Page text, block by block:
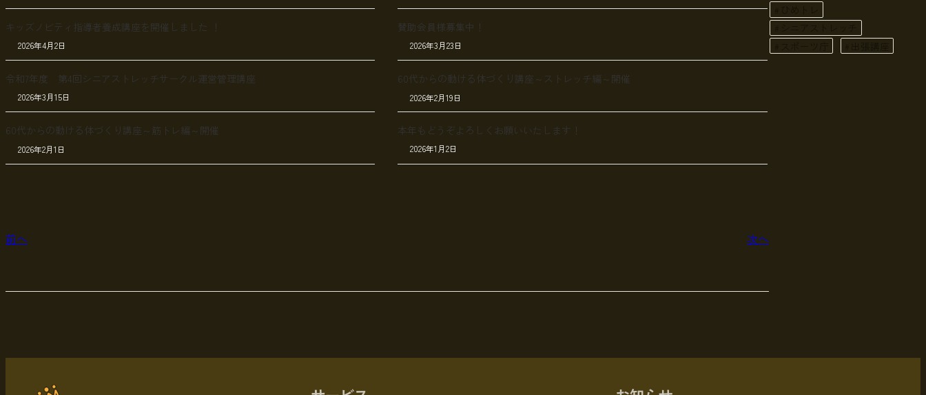
キッズノビティ指導者養成講座を開催しました ！
2026年4月2日
賛助会員様募集中！
2026年3月23日
令和7年度 第4回シニアストレッチサークル運営管理講座
2026年3月15日
60代からの動ける体づくり講座～ストレッチ編～開催
2026年2月19日
60代からの動ける体づくり講座～筋トレ編～開催
2026年2月1日
本年もどうぞよろしくお願いいたします！
2026年1月2日
前へ 次へ